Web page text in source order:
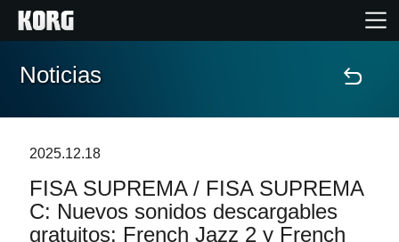
Inicio
Características
Eventos
Noticias
2025.12.18
FISA SUPREMA / FISA SUPREMA
C: Nuevos sonidos descargables
gratuitos: French Jazz 2 y French